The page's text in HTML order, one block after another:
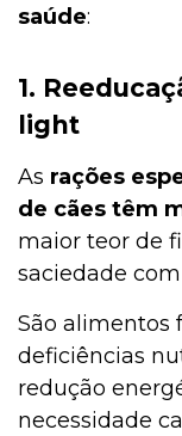
saúde:
1.
light
As rações
de cães têm
maior teor de
saciedade
São alimentos
deficiências
redução
necessidade